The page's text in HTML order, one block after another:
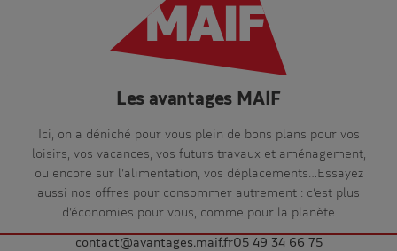
Les avantages MAIF
Ici, on a déniché pour vous plein de bons plans pour vos
loisirs, vos vacances, vos futurs travaux et aménagement,
ou encore sur l’alimentation, vos déplacements…Essayez
aussi nos offres pour consommer autrement : c’est plus
d’économies pour vous, comme pour la planète
contact@avantages.maif.fr05 49 34 66 75